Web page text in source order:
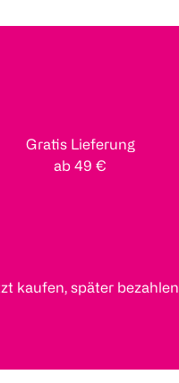
Gratis Lieferung
ab 49 €
kaufen, später bezahlen